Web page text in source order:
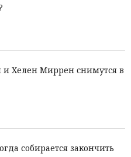
Хелен Миррен снимутся в
собирается закончить